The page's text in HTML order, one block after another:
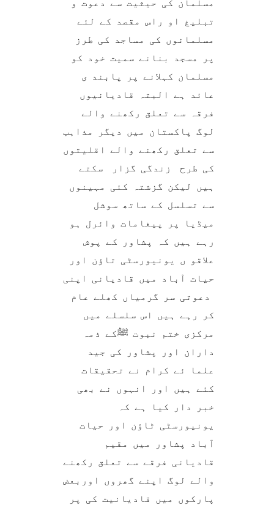
تبلیغ او راس مقصد کے لئے
مسلمانوں کی مساجد کی طرز
پر مسجد بنانے سمیت خود کو
مسلمان کہلانے پر پابند ی
عائد ہے البتہ قادیانیوں
فرقہ سے تعلق رکھنے والے
لوگ پاکستان میں دیگر مذاہب
سے تعلق رکھنے والے اقلیتوں
کی طرح زندگی گزار سکتے
ہیں لیکن گزشتہ کئی مہینوں
سے تسلسل کے ساتھ سوشل
میڈیا پر پیغامات وائرل ہو
رہے ہیں کہ پشاور کے پوش
علاقو ں یونیورسٹی تاؤن اور
حیات آباد میں قادیانی اپنی
دعوتی سر گرمیاں کھلے عام
کر رہے ہیں اس سلسلے میں
مرکزی ختم نبوت ﷺکے ذمہ
داران اور پشاور کی جید
علما ئے کرام نے تحقیقات
کئے ہیں اور انہوں نے بھی
خبر دار کیا ہے کہ
یونیورسٹی ٹاؤن اور حیات
آباد پشاور میں مقیم
قادیانی فرقے سے تعلق رکھنے
والے لوگ اپنے گھروں اوربعض
پارکوں میں قادیانیت کی پر